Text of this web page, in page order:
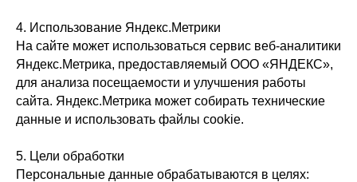
4. Использование Яндекс.Метрики
На сайте может использоваться сервис веб-аналитики
Яндекс.Метрика, предоставляемый ООО «ЯНДЕКС»,
для анализа посещаемости и улучшения работы
сайта. Яндекс.Метрика может собирать технические
данные и использовать файлы cookie.
5. Цели обработки
Персональные данные обрабатываются в целях: